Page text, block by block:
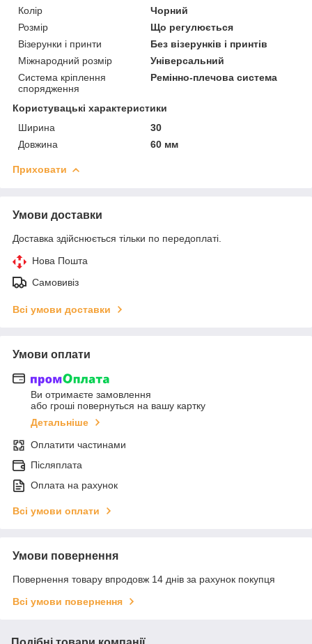
Колір
Чорний
Розмір
Що регулюється
Візерунки і принти
Без візерунків і принтів
Міжнародний розмір
Універсальний
Система кріплення
спорядження
Ремінно-плечова система
Користувацькі характеристики
Ширина
30
Довжина
60 мм
Приховати
Умови доставки
Доставка здійснюється тільки по передоплаті.
Нова Пошта
Самовивіз
Всі умови доставки
Умови оплати
Ви отримаєте замовлення
або гроші повернуться на вашу картку
Детальніше
Оплатити частинами
Післяплата
Оплата на рахунок
Всі умови оплати
Умови повернення
Повернення товару впродовж 14 днів за рахунок покупця
Всі умови повернення